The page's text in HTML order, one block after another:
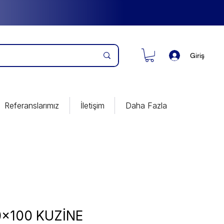
Giriş
Referanslarımız İletişim Daha Fazla
KUZİNE